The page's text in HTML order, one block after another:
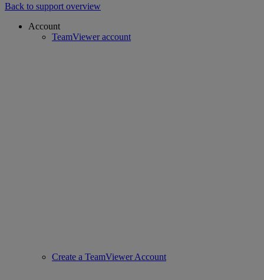
Back to support overview
Account
TeamViewer account
Create a TeamViewer Account